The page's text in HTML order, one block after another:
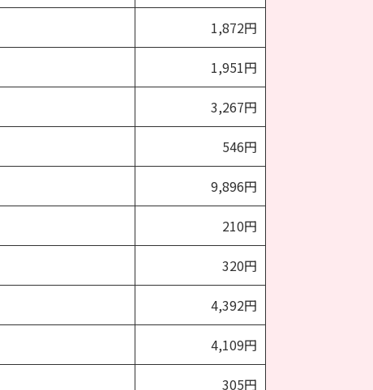
1,872円
1,951円
3,267円
546円
9,896円
210円
320円
4,392円
4,109円
305円